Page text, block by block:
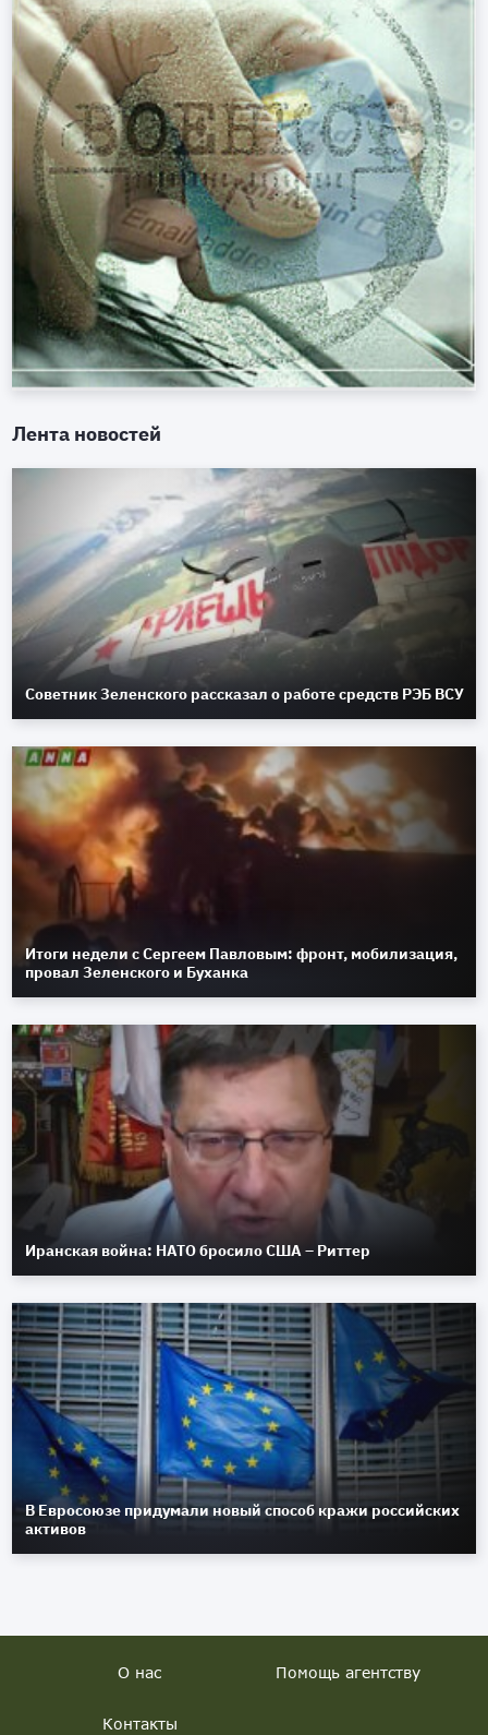
Лента новостей
Советник Зеленского рассказал о работе средств РЭБ ВСУ
Итоги недели с Сергеем Павловым: фронт, мобилизация,
провал Зеленского и Буханка
Иранская война: НАТО бросило США – Риттер
В Евросоюзе придумали новый способ кражи российских
активов
О нас Помощь агентству
Контакты